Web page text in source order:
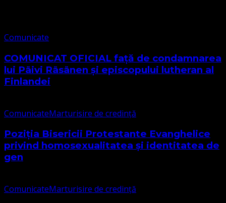
Comunicate
COMUNICAT OFICIAL față de condamnarea
lui Päivi Räsänen și episcopului lutheran al
Finlandei
ComunicateMarturisire de credință
Poziția Bisericii Protestante Evanghelice
privind homosexualitatea și identitatea de
gen
ComunicateMarturisire de credință